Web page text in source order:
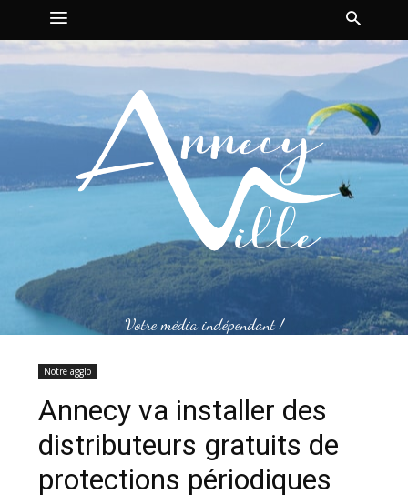
Votre média indépendant !
Notre agglo
Annecy va installer des
distributeurs gratuits de
protections périodiques